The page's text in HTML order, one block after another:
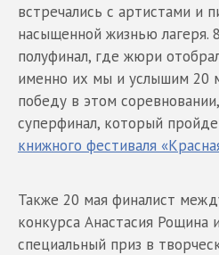
встречались с артистами и
насыщенной жизнью лагеря.
полуфинал, где жюри
именно их мы и услышим 20
победу в этом
суперфинал, который
книжного фестиваля
Также 20 мая финалист
конкурса Анастасия Рощина
специальный приз в